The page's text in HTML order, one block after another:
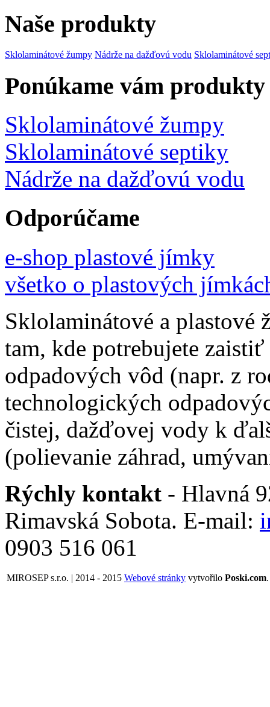
Naše produkty
Sklolaminátové žumpy Nádrže na dažďovú vodu Sklolaminátové
Ponúkame vám produkty
Sklolaminátové žumpy
Sklolaminátové septiky
Nádrže na dažďovú vodu
Odporúčame
e-shop plastové jímky
všetko o plastových
Sklolaminátové a plastové
tam, kde potrebujete
odpadových vôd (napr. z
technologických
čistej, dažďovej vody k
(polievanie záhrad,
Rýchly kontakt - Hlavná
Rimavská Sobota. E-mail:
0903 516 061
MIROSEP s.r.o. | 2014 - 2015 Webové stránky vytvořilo Poski.com